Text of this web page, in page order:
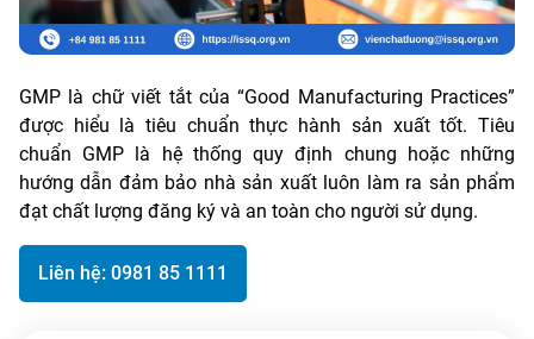
GMP là chữ viết tắt của “Good Manufacturing Practices”
được hiểu là tiêu chuẩn thực hành sản xuất tốt. Tiêu
chuẩn GMP là hệ thống quy định chung hoặc những
hướng dẫn đảm bảo nhà sản xuất luôn làm ra sản phẩm
đạt chất lượng đăng ký và an toàn cho người sử dụng.
Liên hệ: 0981 85 1111